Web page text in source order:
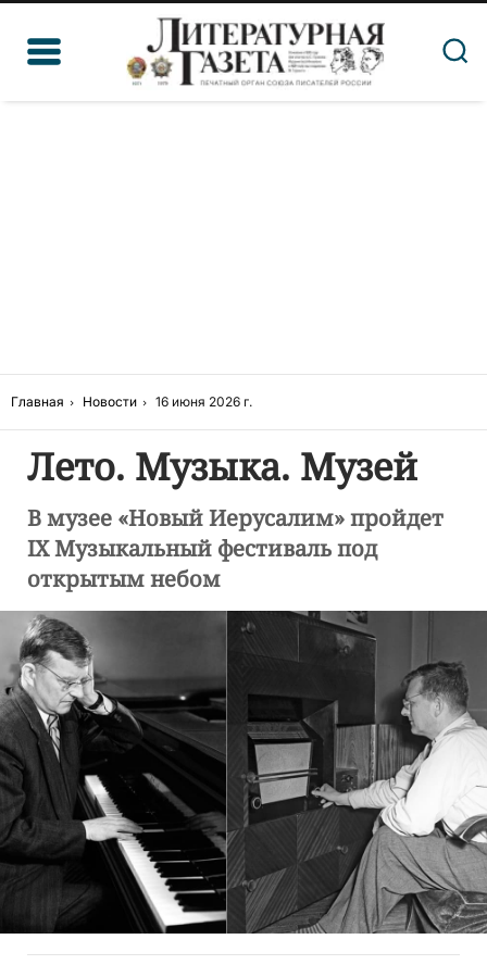
Главная Новости 16 июня 2026 г.
Лето. Музыка. Музей
В музее «Новый Иерусалим» пройдет
IX Музыкальный фестиваль под
открытым небом